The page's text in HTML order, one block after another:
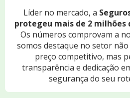
Líder no mercado, a
protegeu mais de 2 milhões
Os números comprovam a
somos destaque no setor
preço competitivo, mas
transparência e dedicação
segurança do seu